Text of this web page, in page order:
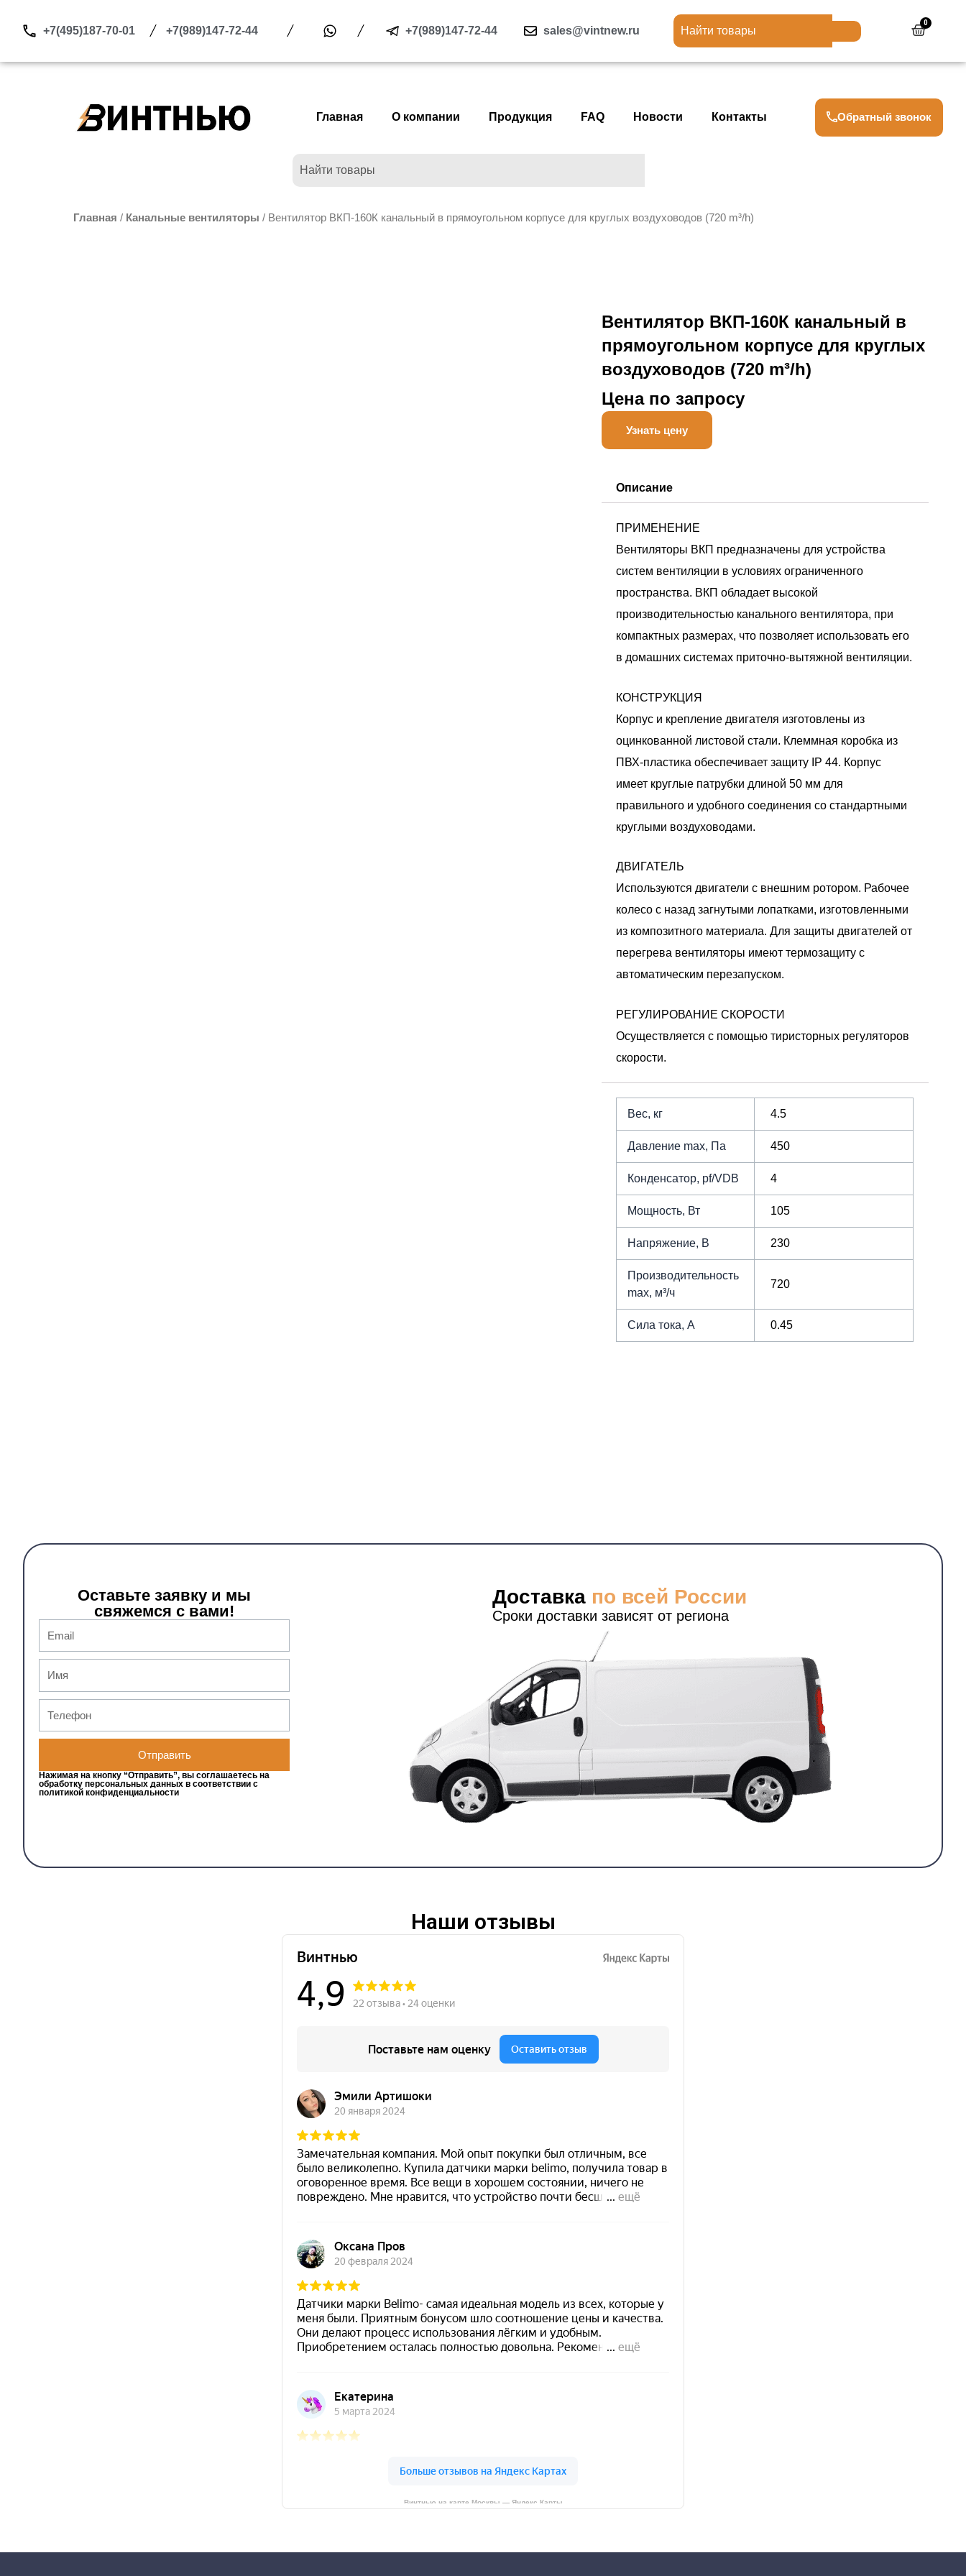
+7(495)187-70-01 +7(989)147-72-44 +7(989)147-72-44 sales@vintnew.ru
0Cart
Главная О компании Продукция FAQ Новости Контакты Обратный звонок
Главная / Канальные вентиляторы / Вентилятор ВКП-160К канальный в прямоугольном корпусе для круглых воздуховодов (720 m³/h)
Вентилятор ВКП-160К канальный в
прямоугольном корпусе для круглых
воздуховодов (720 m³/h)
Цена по запросу
Узнать цену
Описание
ПРИМЕНЕНИЕ
Вентиляторы ВКП предназначены для устройства
систем вентиляции в условиях ограниченного
пространства. ВКП обладает высокой
производительностью канального вентилятора, при
компактных размерах, что позволяет использовать его
в домашних системах приточно-вытяжной вентиляции.
КОНСТРУКЦИЯ
Корпус и крепление двигателя изготовлены из
оцинкованной листовой стали. Клеммная коробка из
ПВХ-пластика обеспечивает защиту IP 44. Корпус
имеет круглые патрубки длиной 50 мм для
правильного и удобного соединения со стандартными
круглыми воздуховодами.
ДВИГАТЕЛЬ
Используются двигатели с внешним ротором. Рабочее
колесо с назад загнутыми лопатками, изготовленными
из композитного материала. Для защиты двигателей от
перегрева вентиляторы имеют термозащиту с
автоматическим перезапуском.
РЕГУЛИРОВАНИЕ СКОРОСТИ
Осуществляется с помощью тиристорных регуляторов
скорости.
Вес, кг 4.5
Давление max, Па 450
Конденсатор, pf/VDB 4
Мощность, Вт 105
Напряжение, В 230
Производительность
max, м³/ч
720
Сила тока, А 0.45
Оставьте заявку и мы
свяжемся с вами!
Отправить
Нажимая на кнопку “Отправить”, вы соглашаетесь на
обработку персональных данных в соответствии с
политикой конфиденциальности
Доставка по всей России
Сроки доставки зависят от региона
Наши отзывы
Винтнью на карте Москвы — Яндекс Карты